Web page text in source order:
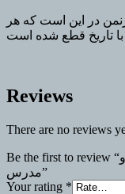
در این است که هر
Reviews
There are no reviews
Be the first to review “تحقیق پیتر آیزنمن ، معمار ، نظریه پرداز و
مدرس”
Your rating *